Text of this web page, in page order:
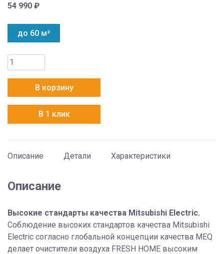
54 990 ₽
до 60 м²
Количество
товара
Mitsubishi
Electric
MA-
В корзину
В 1 клик
Описание Детали Характеристики
Описание
Высокие стандарты качества Mitsubishi Electric.
Соблюдение высоких стандартов качества Mitsubishi
Electric согласно глобальной концепции качества MEQ
делает очистители воздуха FRESH HOME высоким